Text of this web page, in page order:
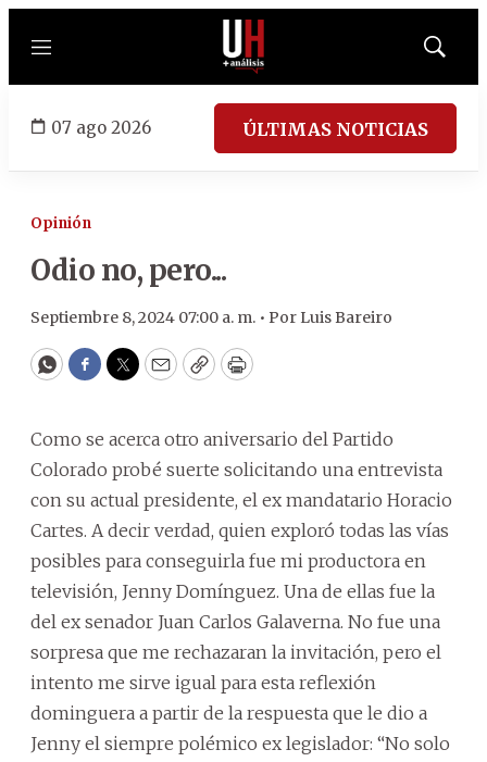
Menú
Mostrar
07 ago 2026 ÚLTIMAS NOTICIAS
Opinión
Odio no, pero...
Septiembre 8, 2024 07:00 a. m. • Por Luis Bareiro
WhatsApp
Facebook
Twitter
EmailCopyPrint
Como se acerca otro aniversario del Partido
Colorado probé suerte solicitando una entrevista
con su actual presidente, el ex mandatario Horacio
Cartes. A decir verdad, quien exploró todas las vías
posibles para conseguirla fue mi productora en
televisión, Jenny Domínguez. Una de ellas fue la
del ex senador Juan Carlos Galaverna. No fue una
sorpresa que me rechazaran la invitación, pero el
intento me sirve igual para esta reflexión
dominguera a partir de la respuesta que le dio a
Jenny el siempre polémico ex legislador: “No solo